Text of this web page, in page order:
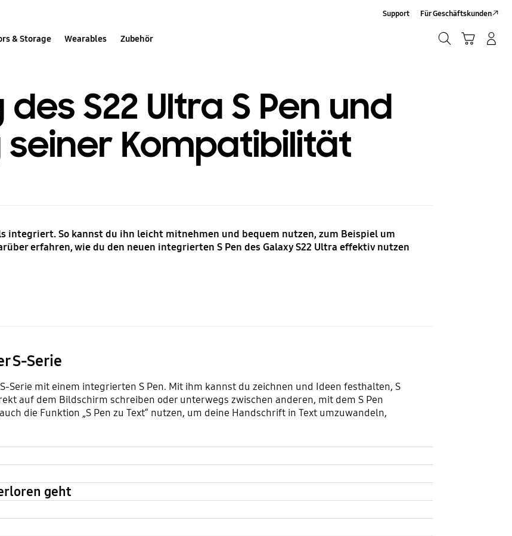
& Storage Wearables Zubehör
Support Für Geschäftskunden
S22 Ultra S Pen und
Kompatibilität
integriert. So kannst du ihn leicht mitnehmen und bequem nutzen, zum Beispiel um
erfahren, wie du den neuen integrierten S Pen des Galaxy S22 Ultra effektiv nutzen
S-Serie
Serie mit einem integrierten S Pen. Mit ihm kannst du zeichnen und Ideen festhalten, S
auf dem Bildschirm schreiben oder unterwegs zwischen anderen, mit dem S Pen
die Funktion „S Pen zu Text“ nutzen, um deine Handschrift in Text umzuwandeln,
geht